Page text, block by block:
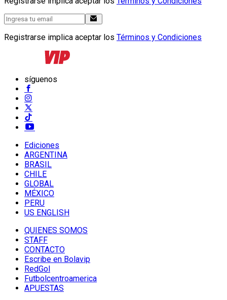
Registrarse implica aceptar los Términos y Condiciones
síguenos
Ediciones
ARGENTINA
BRASIL
CHILE
GLOBAL
MÉXICO
PERU
US ENGLISH
QUIENES SOMOS
STAFF
CONTACTO
Escribe en Bolavip
RedGol
Futbolcentroamerica
APUESTAS